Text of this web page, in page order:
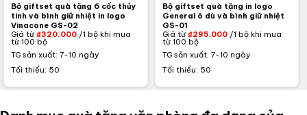
Bộ giftset quà tặng 6 cốc thủy
tinh và bình giữ nhiệt in logo
Vinacone GS-02
Giá từ ₫320.000 /1 bộ khi mua
từ 100 bộ
TG sản xuất: 7-10 ngày
Tối thiểu: 50
Bộ giftset quà tặng in logo
General ô dù và bình giữ nhiệt
GS-01
Giá từ ₫295.000/1 bộ khi mua
từ 100 bộ
TG sản xuất: 7-10 ngày
Tối thiểu: 50